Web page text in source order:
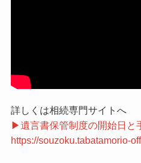
詳しくは相続専門サイトへ
▶遺言書保管制度の開始日と
https://souzoku.tabatamorio-